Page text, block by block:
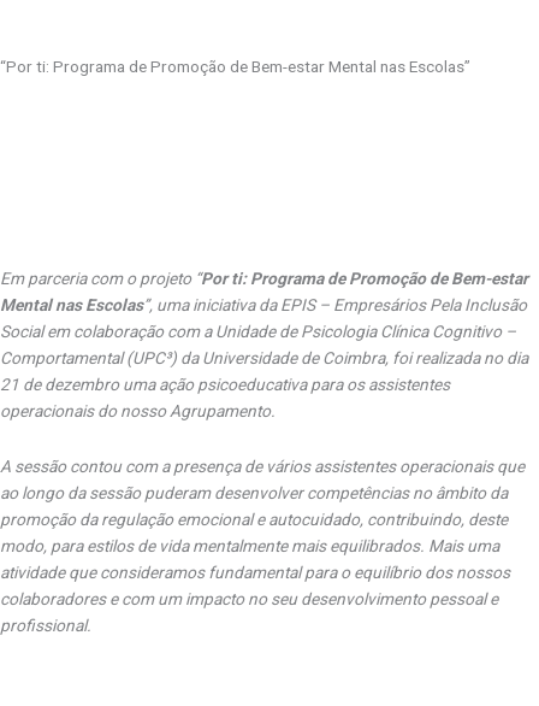
“Por ti: Programa de Promoção de Bem-estar Mental nas Escolas”
Em parceria com o projeto “Por ti: Programa de Promoção de Bem-estar
Mental nas Escolas”, uma iniciativa da EPIS – Empresários Pela Inclusão
Social em colaboração com a Unidade de Psicologia Clínica Cognitivo –
Comportamental (UPC³) da Universidade de Coimbra, foi realizada no dia
21 de dezembro uma ação psicoeducativa para os assistentes
operacionais do nosso Agrupamento.
A sessão contou com a presença de vários assistentes operacionais que
ao longo da sessão puderam desenvolver competências no âmbito da
promoção da regulação emocional e autocuidado, contribuindo, deste
modo, para estilos de vida mentalmente mais equilibrados. Mais uma
atividade que consideramos fundamental para o equilíbrio dos nossos
colaboradores e com um impacto no seu desenvolvimento pessoal e
profissional.